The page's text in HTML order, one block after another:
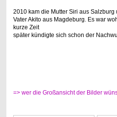
2010 kam die Mutter Siri aus Salzburg
Vater Akito aus Magdeburg. Es war
kurze Zeit
später kündigte sich schon der
=> wer die Großansicht der Bilder